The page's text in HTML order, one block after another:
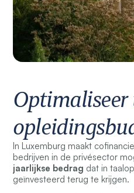
Optimaliseer
In Luxemburg maakt
bedrijven in de privésector
jaarlijkse bedrag dat in
geïnvesteerd terug te krijgen.